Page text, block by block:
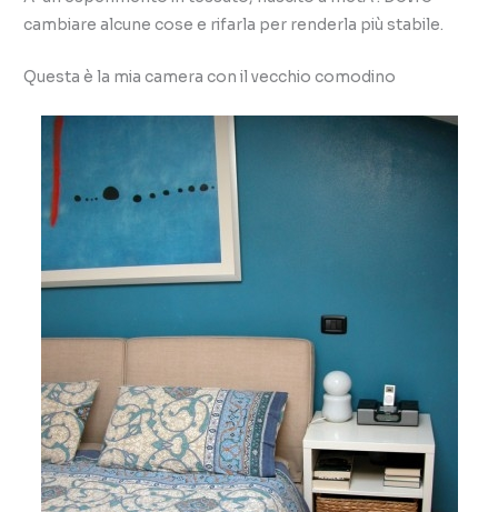
cambiare alcune cose e rifarla per renderla più stabile.
Questa è la mia camera con il vecchio comodino